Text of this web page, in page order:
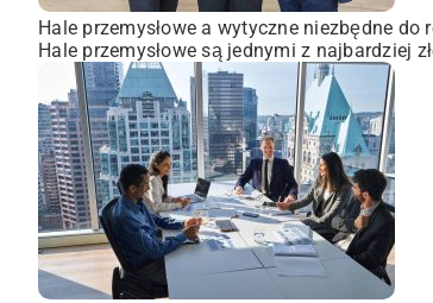
Hale przemysłowe a wytyczne niezbędne do
Hale przemysłowe są jednymi z najbardziej